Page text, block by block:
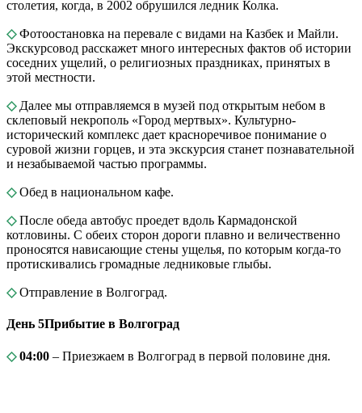
столетия, когда, в 2002 обрушился ледник Колка.
◇Фотоостановка на перевале с видами на Казбек и Майли.
Экскурсовод расскажет много интересных фактов об истории
соседних ущелий, о религиозных праздниках, принятых в
этой местности.
◇Далее мы отправляемся в музей под открытым небом в
склеповый некрополь «Город мертвых». Культурно-
исторический комплекс дает красноречивое понимание о
суровой жизни горцев, и эта экскурсия станет познавательной
и незабываемой частью программы.
◇Обед в национальном кафе.
◇После обеда автобус проедет вдоль Кармадонской
котловины. С обеих сторон дороги плавно и величественно
проносятся нависающие стены ущелья, по которым когда-то
протискивались громадные ледниковые глыбы.
◇Отправление в Волгоград.
День 5Прибытие в Волгоград
◇ 04:00 – Приезжаем в Волгоград в первой половине дня.